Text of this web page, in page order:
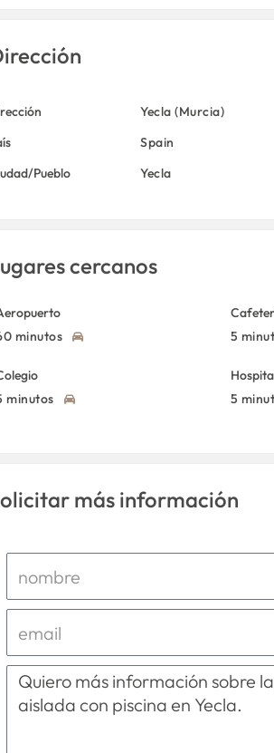
Yecla (Murcia)
Spain
Pueblo
Yecla
cercanos
minutos
5
minutos
5
más información